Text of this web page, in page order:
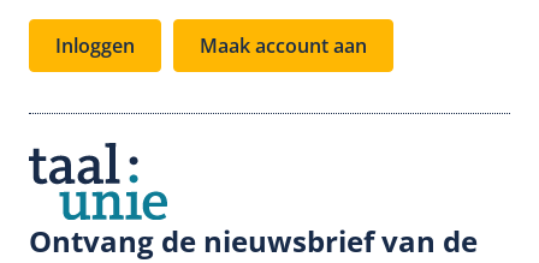
Inloggen Maak account aan
Ontvang de nieuwsbrief van de